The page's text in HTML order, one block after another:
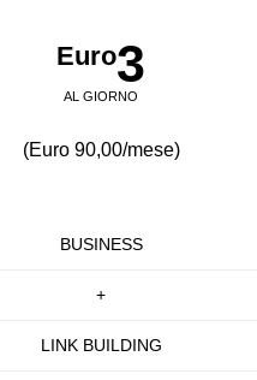
Euro3
AL GIORNO
(Euro 90,00/mese)
BUSINESS
+
LINK BUILDING